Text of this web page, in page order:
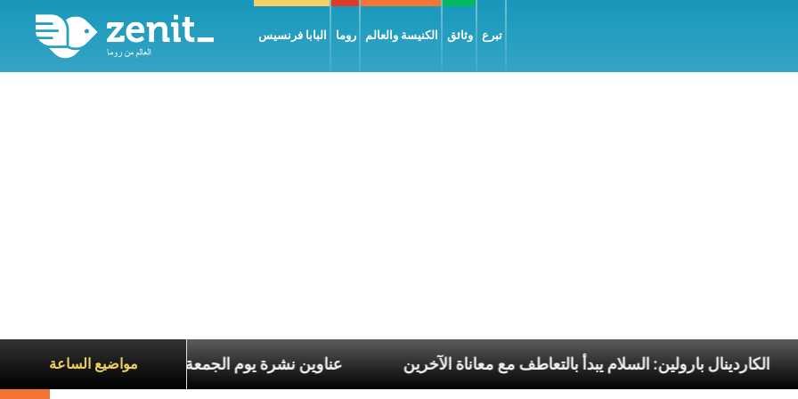
البابا فرنسيس روما الكنيسة والعالم وثائق تبرع
مواضيع الساعةعناوين نشرة يوم الجمعة 7 آب 2026: السلام يُبنى بصبر يومًا بعد يوم الكاردينال بارولين: السلام يبدأ بالتعاطف مع معاناة الآخرين